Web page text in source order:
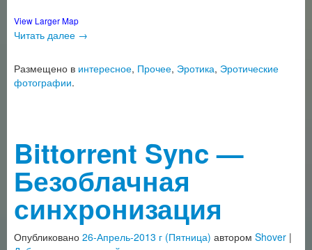
View Larger Map
Читать далее →
Размещено в интересное, Прочее, Эротика, Эротические
фотографии.
Bittorrent Sync —
Безоблачная
синхронизация
Опубликовано 26-Апрель-2013 г (Пятница) автором Shover |